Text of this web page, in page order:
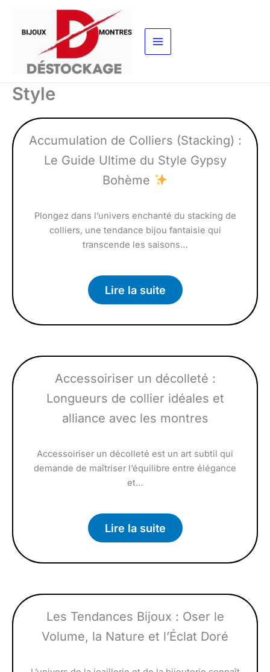
contenu
Style
Accumulation de Colliers (Stacking) :
Le Guide Ultime du Style Gypsy
Bohème
Plongez dans l’univers enchanté du stacking de
colliers, une tendance bijou fantaisie qui
transcende les saisons…
Lire la suite
Accessoiriser un décolleté :
Longueurs de collier idéales et
alliance avec les montres
Accessoiriser un décolleté est un art subtil qui
demande de maîtriser l’équilibre entre élégance
et…
Lire la suite
Les Tendances Bijoux : Oser le
Volume, la Nature et l’Éclat Doré